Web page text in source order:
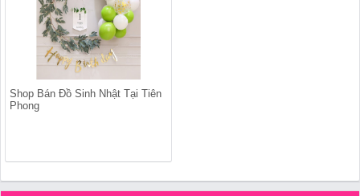
Shop Bán Đồ Sinh Nhật Tại Tiên
Phong